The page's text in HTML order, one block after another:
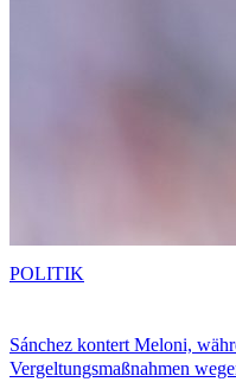
Sánchez kontert Meloni,
Vergeltungsmaßnahmen
POLITIK